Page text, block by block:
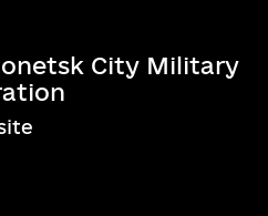
City Military